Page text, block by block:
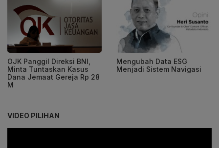
OJK Panggil Direksi BNI,
Minta Tuntaskan Kasus
Dana Jemaat Gereja Rp 28
M
Mengubah Data ESG
Menjadi Sistem Navigasi
VIDEO PILIHAN